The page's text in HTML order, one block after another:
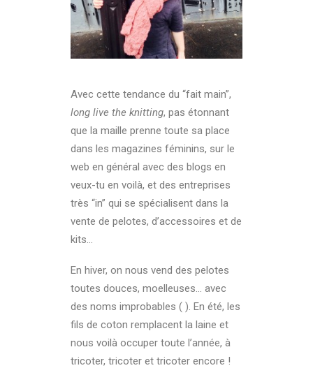
Avec cette tendance du “fait main”,
long live the knitting, pas étonnant
que la maille prenne toute sa place
dans les magazines féminins, sur le
web en général avec des blogs en
veux-tu en voilà, et des entreprises
très “in” qui se spécialisent dans la
vente de pelotes, d’accessoires et de
kits…
En hiver, on nous vend des pelotes
toutes douces, moelleuses… avec
des noms improbables ( ). En été, les
fils de coton remplacent la laine et
nous voilà occuper toute l’année, à
tricoter, tricoter et tricoter encore !